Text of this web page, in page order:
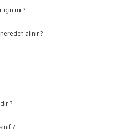
için mi ?
alınır ?
?
?